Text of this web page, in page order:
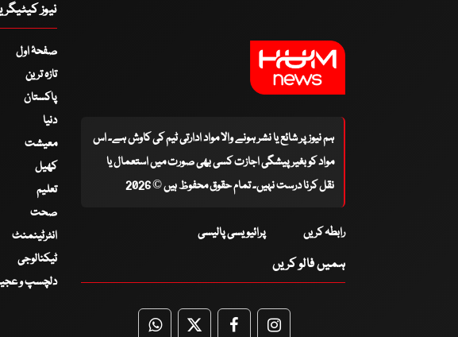
ہم نیوز پر شائع یا نشر ہونے والا مواد ادارتی ٹیم کی کاوش ہے۔ اس
مواد کو بغیر پیشگی اجازت کسی بھی صورت میں استعمال یا
نقل کرنا درست نہیں۔ تمام حقوق محفوظ ہیں © 2026
رابطہ کریں پرائیویسی پالیسی
ہمیں فالو کریں
نیوز
صفحۂ اول
تازہ ترین
پاکستان
دنیا
معیشت
کھیل
تعلیم
صحت
انٹرٹینمنٹ
ٹیکنالوجی
دلچسپ و